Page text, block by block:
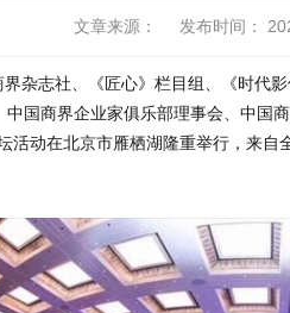
文章来源： 发布时间：
志社、《匠心》栏目组、《时代影
国商界企业家俱乐部理事会、中国
活动在北京市雁栖湖隆重举行，来